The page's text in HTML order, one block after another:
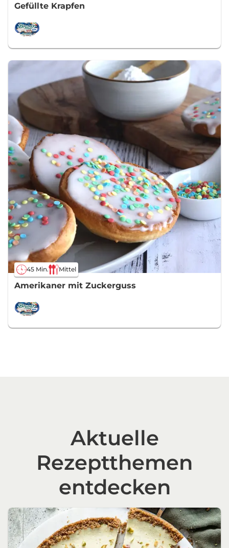
Gefüllte Krapfen
45 Min. Mittel
Amerikaner mit Zuckerguss
Aktuelle
Rezeptthemen
entdecken